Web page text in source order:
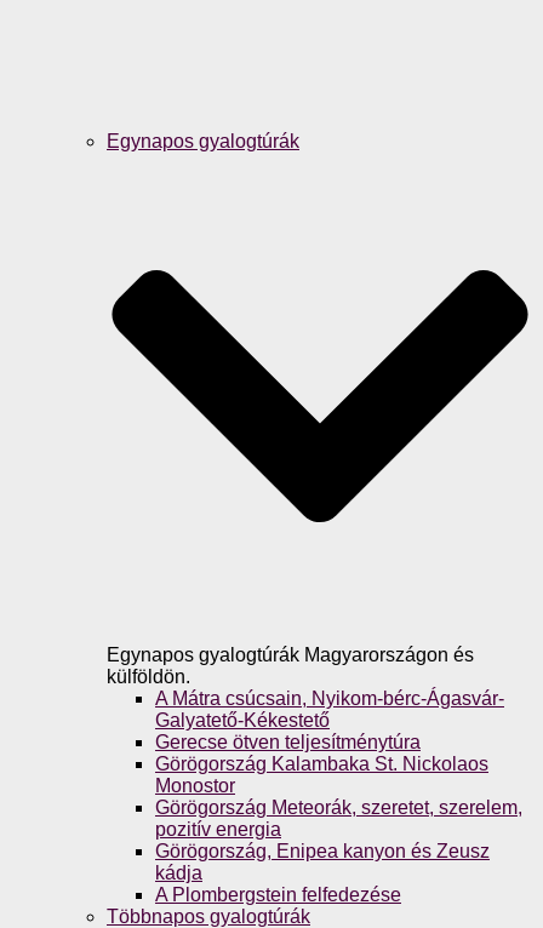
Egynapos gyalogtúrák
Egynapos gyalogtúrák Magyarországon és
külföldön.
A Mátra csúcsain, Nyikom-bérc-Ágasvár-
Galyatető-Kékestető
Gerecse ötven teljesítménytúra
Görögország Kalambaka St. Nickolaos
Monostor
Görögország Meteorák, szeretet, szerelem,
pozitív energia
Görögország, Enipea kanyon és Zeusz
kádja
A Plombergstein felfedezése
Többnapos gyalogtúrák